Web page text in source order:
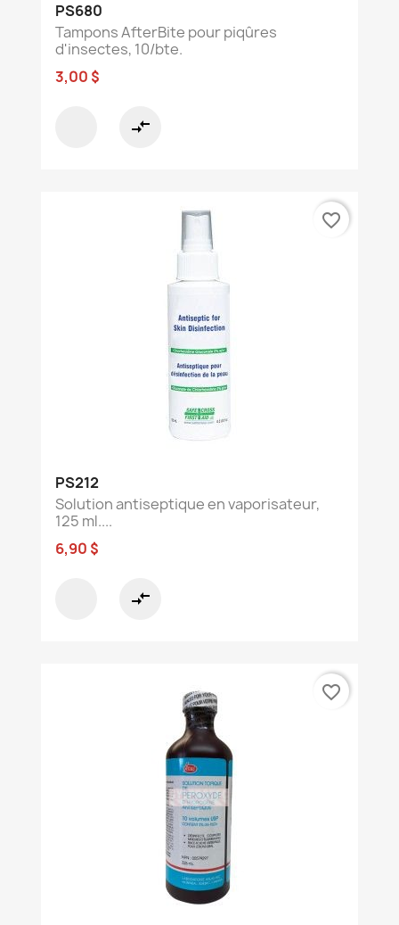
PS680
Tampons AfterBite pour piqûres
d'insectes, 10/bte.
3,00 $
compare_arrows
PS212
Solution antiseptique en vaporisateur,
125 ml....
6,90 $
compare_arrows
favorite_border
favorite_border